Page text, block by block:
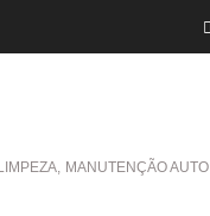
MANUTENÇÃO AUTO